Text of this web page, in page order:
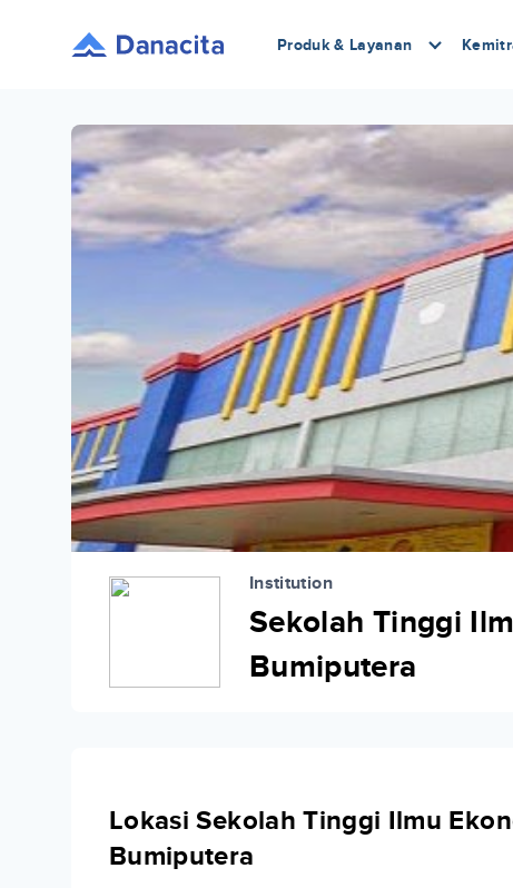
Produk & Layanan
Institution
Sekolah Tinggi
Bumiputera
Lokasi Sekolah Tinggi Ilmu
Bumiputera